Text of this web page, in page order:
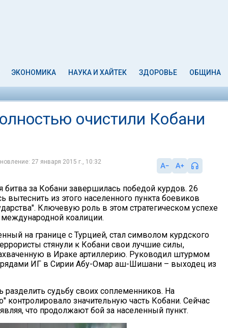
ЭКОНОМИКА НАУКА И ХАЙТЕК ЗДОРОВЬЕ ОБЩИНА
очистили Кобани
27 января 2015 г., 10:32
битва за Кобани завершилась победой курдов. 26
вытеснить из этого населенного пункта боевиков
Ключевую роль в этом стратегическом успехе
коалиции.
на границе с Турцией, стал символом курдского
стянули к Кобани свои лучшие силы,
в Ираке артиллерию. Руководил штурмом
ИГ в Сирии Абу-Омар аш-Шишани – выходец из
судьбу своих соплеменников. На
контролировало значительную часть Кобани. Сейчас
что продолжают бой за населенный пункт.